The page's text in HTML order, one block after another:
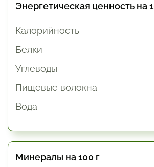
Энергетическая ценность на
Калорийность
Белки
Углеводы
Пищевые волокна
Вода
Минералы на 100 г